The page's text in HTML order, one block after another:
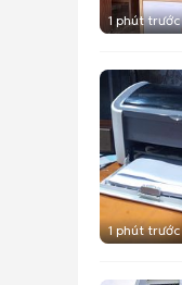
1 phút trước
1 phút trước